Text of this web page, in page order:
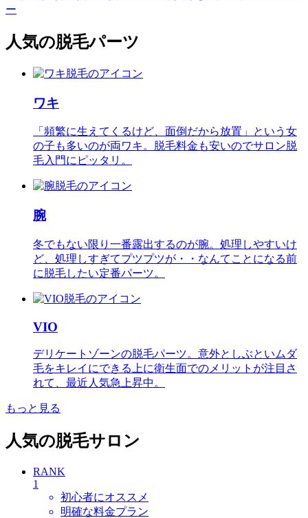
人気の脱毛パーツ
ワキ
「頻繁に生えてくるけど、面倒だから放置」という女
の子も多いのが両ワキ。脱毛料金も安いのでサロン脱
毛入門にピッタリ。
腕
冬でもない限り一番露出するのが腕。処理しやすいけ
ど、処理しすぎてプツプツが・・なんてことになる前
に脱毛したい定番パーツ。
VIO
デリケートゾーンの脱毛パーツ。意外としぶといムダ
毛をキレイにできる上に衛生面でのメリットが注目さ
れて、最近人気急上昇中。
もっと見る
人気の脱毛サロン
RANK
1
初心者にオススメ
明確な料金プラン